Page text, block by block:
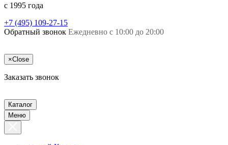
c 1995 года
+7 (495) 109-27-15
Обратный звонок Ежедневно с 10:00 до 20:00
×Close
Заказать звонок
Каталог
Меню